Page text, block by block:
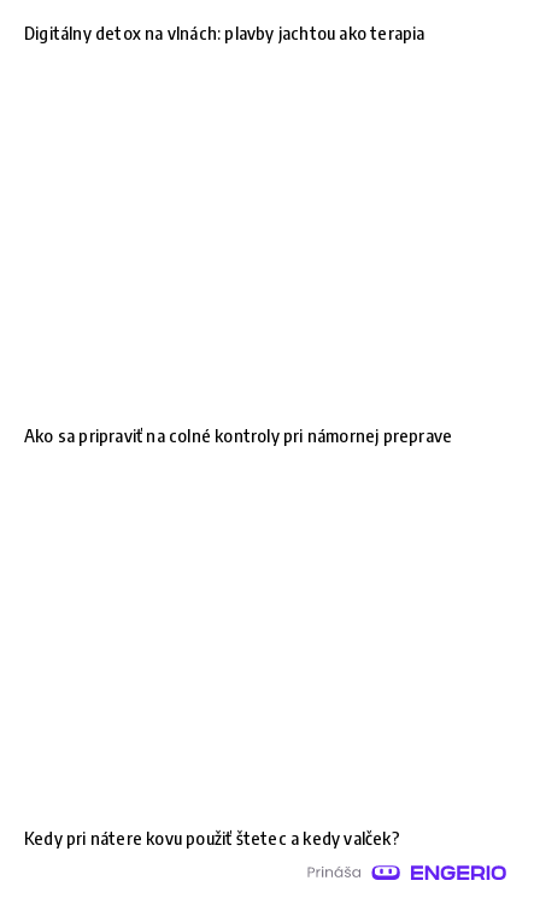
Digitálny detox na vlnách: plavby jachtou ako terapia
Ako sa pripraviť na colné kontroly pri námornej preprave
Kedy pri nátere kovu použiť štetec a kedy valček?